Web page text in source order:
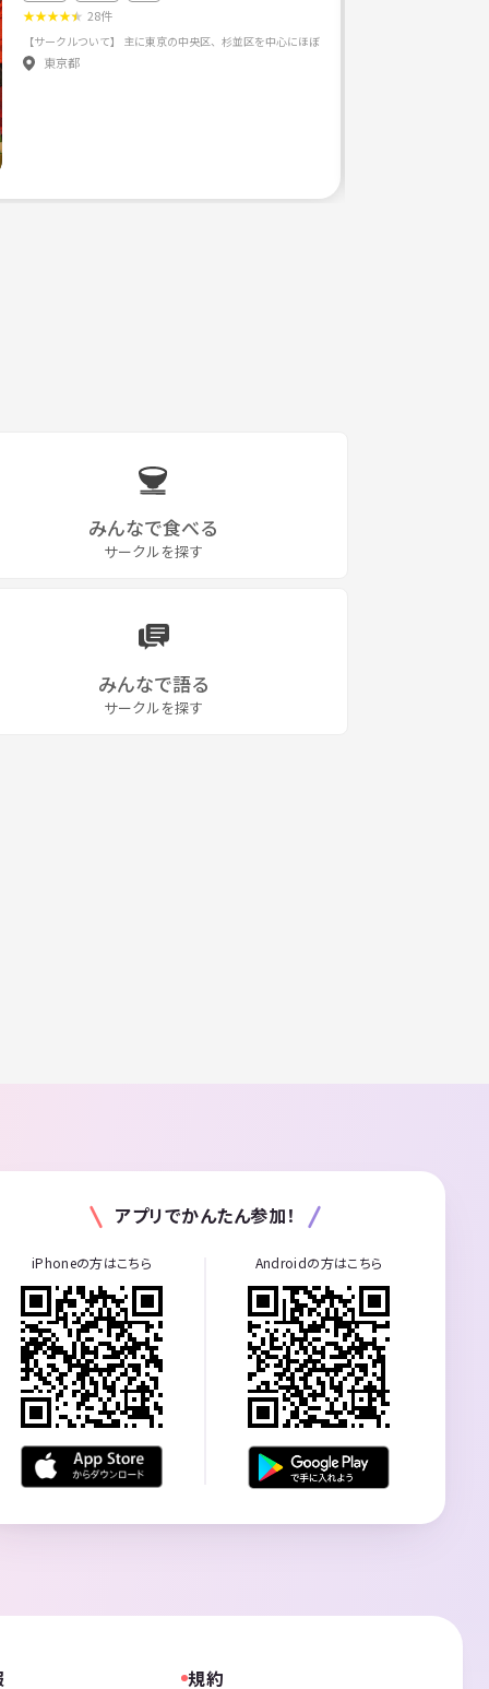
★★★★★ 28件
東京都
みんなで食べる
サークルを探す
みんなで語る
サークルを探す
アプリでかんたん参加！
iPhoneの方はこちら Androidの方はこちら
規約